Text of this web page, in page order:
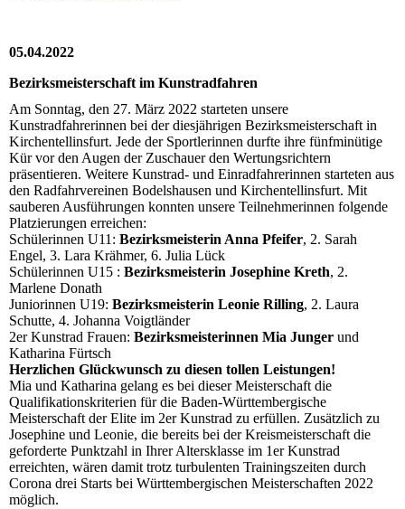
05.04.2022
Bezirksmeisterschaft im Kunstradfahren
Am Sonntag, den 27. März 2022 starteten unsere
Kunstradfahrerinnen bei der diesjährigen Bezirksmeisterschaft in
Kirchentellinsfurt. Jede der Sportlerinnen durfte ihre fünfminütige
Kür vor den Augen der Zuschauer den Wertungsrichtern
präsentieren. Weitere Kunstrad- und Einradfahrerinnen starteten aus
den Radfahrvereinen Bodelshausen und Kirchentellinsfurt. Mit
sauberen Ausführungen konnten unsere Teilnehmerinnen folgende
Platzierungen erreichen:
Schülerinnen U11: Bezirksmeisterin Anna Pfeifer, 2. Sarah
Engel, 3. Lara Krähmer, 6. Julia Lück
Schülerinnen U15 : Bezirksmeisterin Josephine Kreth, 2.
Marlene Donath
Juniorinnen U19: Bezirksmeisterin Leonie Rilling, 2. Laura
Schutte, 4. Johanna Voigtländer
2er Kunstrad Frauen: Bezirksmeisterinnen Mia Junger und
Katharina Fürtsch
Herzlichen Glückwunsch zu diesen tollen Leistungen!
Mia und Katharina gelang es bei dieser Meisterschaft die
Qualifikationskriterien für die Baden-Württembergische
Meisterschaft der Elite im 2er Kunstrad zu erfüllen. Zusätzlich zu
Josephine und Leonie, die bereits bei der Kreismeisterschaft die
geforderte Punktzahl in Ihrer Altersklasse im 1er Kunstrad
erreichten, wären damit trotz turbulenten Trainingszeiten durch
Corona drei Starts bei Württembergischen Meisterschaften 2022
möglich.